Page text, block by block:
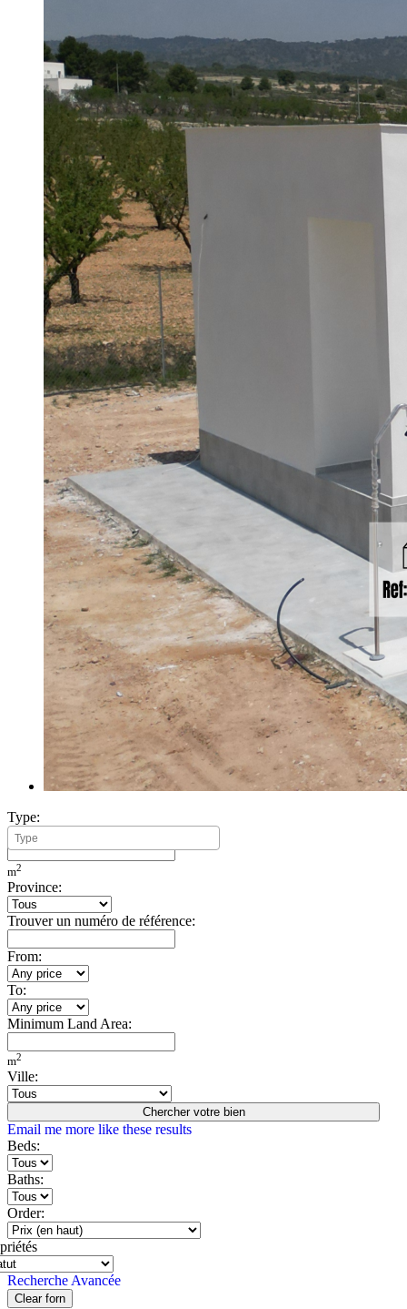
Type:
Minimum Build Area:
m2
Province:
Trouver un numéro de référence:
From:
To:
Minimum Land Area:
m2
Ville:
Chercher votre bien
Email me more like these results
Beds:
Baths:
Order:
Recherche Avancée
Clear forn